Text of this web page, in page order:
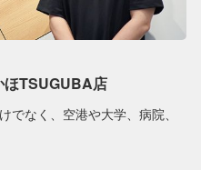
ほTSUGUBA店
でなく、空港や大学、病院、